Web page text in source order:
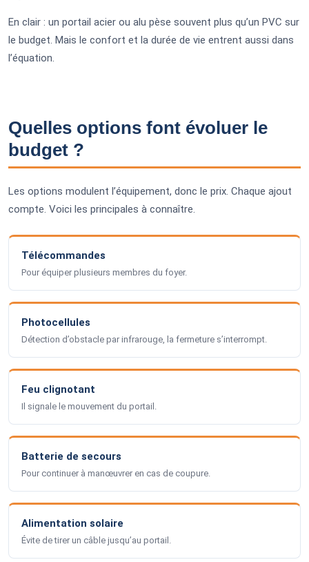
En clair : un portail acier ou alu pèse souvent plus qu’un PVC sur
le budget. Mais le confort et la durée de vie entrent aussi dans
l’équation.
Quelles options font évoluer le
budget ?
Les options modulent l’équipement, donc le prix. Chaque ajout
compte. Voici les principales à connaître.
Télécommandes
Pour équiper plusieurs membres du foyer.
Photocellules
Détection d’obstacle par infrarouge, la fermeture s’interrompt.
Feu clignotant
Il signale le mouvement du portail.
Batterie de secours
Pour continuer à manœuvrer en cas de coupure.
Alimentation solaire
Évite de tirer un câble jusqu’au portail.